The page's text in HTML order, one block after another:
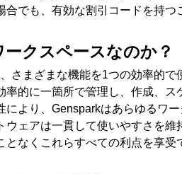
合でも、有効な割引コードを持つ
ークスペースなのか？
さまざまな機能を1つの効率的で
率的に一箇所で管理し、作成、ス
より、 Gensparkはあらゆるワ
ェアは一貫して使いやすさを維
なくこれらすべての利点を享受